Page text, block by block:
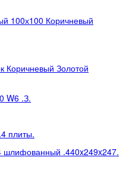
100х100 Коричневый
Коричневый Золотой
W6 .З.
плиты.
шлифованный .440x249x247.